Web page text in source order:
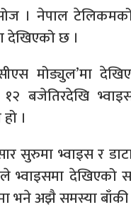
। नेपाल
देखिएको छ ।
मोड्युल’मा
बजेतिरदेखि
।
सुरुमा भ्वाइस र
भ्वाइसमा देखिएको
भने अझै समस्या